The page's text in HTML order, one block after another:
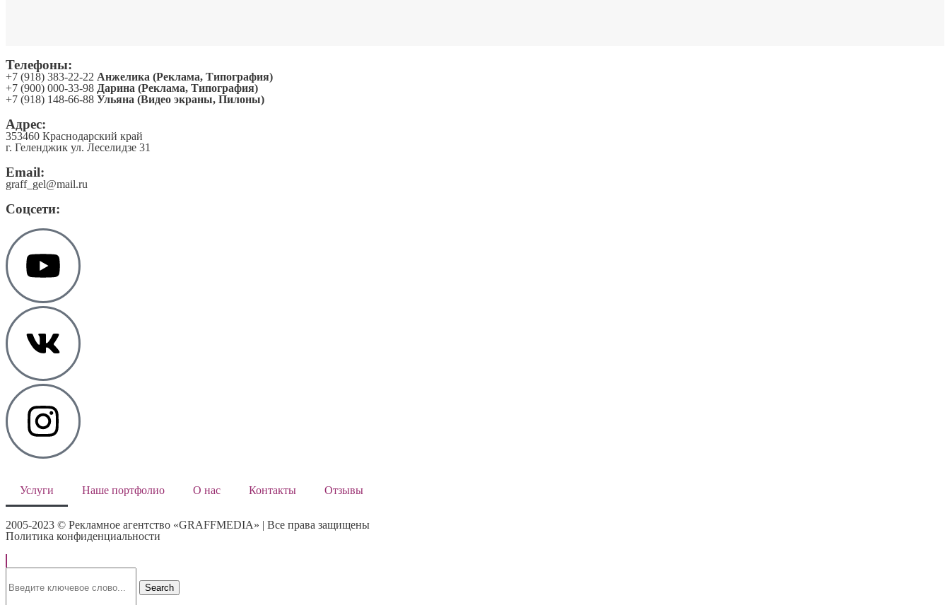
Телефоны:
+7 (918) 383-22-22 Анжелика (Реклама, Типография)
+7 (900) 000-33-98 Дарина (Реклама, Типография)
+7 (918) 148-66-88 Ульяна (Видео экраны, Пилоны)
Адрес:
353460 Краснодарский край
г. Геленджик ул. Леселидзе 31
Email:
graff_gel@mail.ru
Соцсети:
Услуги Наше портфолио О нас Контакты Отзывы
2005-2023 © Рекламное агентство «GRAFFMEDIA» | Все права защищены
Политика конфиденциальности
Search